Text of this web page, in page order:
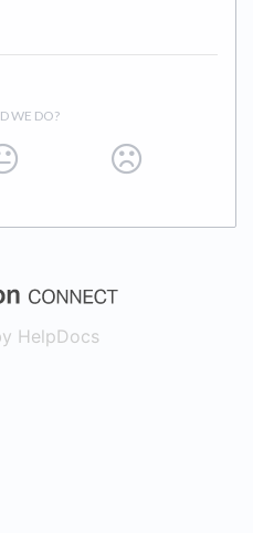
WE DO?
(opens in a
HelpDocs